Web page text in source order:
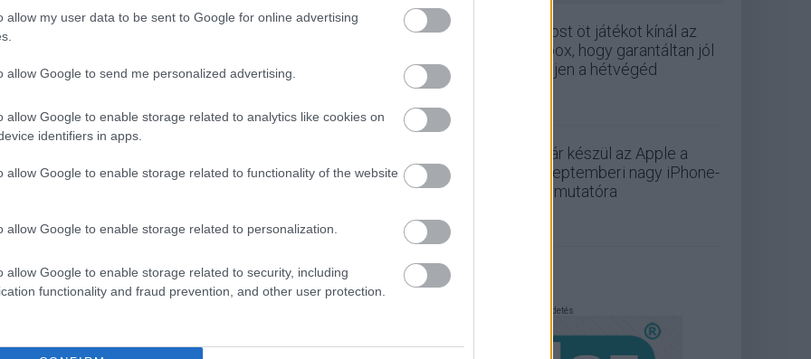
allow my user data to be sent to Google for online advertising
allow Google to send me personalized advertising.
allow Google to enable storage related to analytics like cookies on
identifiers in apps.
allow Google to enable storage related to functionality of the website
allow Google to enable storage related to personalization.
allow Google to enable storage related to security, including
functionality and fraud prevention, and other user protection.
frissítés érkezett az
ASUS routerek is mesh hálózati
Most öt játékot kínál az
Xbox, hogy garantáltan jól
teljen a hétvégéd
Már készül az Apple a
szeptemberi nagy iPhone-
bemutatóra
Hirdetés